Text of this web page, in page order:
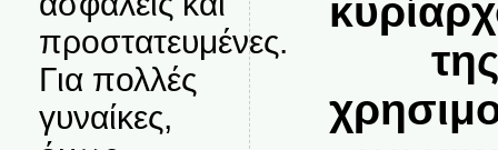
προστατευμένες.
Για πολλές
γυναίκες,